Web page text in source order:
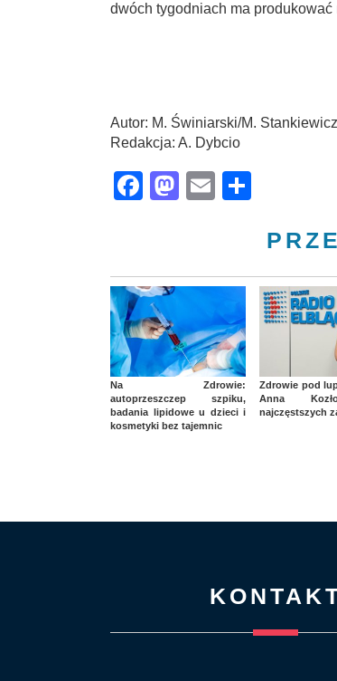
dwóch tygodniach ma produkować
Autor: M. Świniarski/M. Stankiewicz
Redakcja: A. Dybcio
Facebook
Mastodon
Email
Na Zdrowie:
autoprzeszczep szpiku,
badania lipidowe u dzieci i
kosmetyki bez tajemnic
Zdrowie pod
Anna
najczęstszych